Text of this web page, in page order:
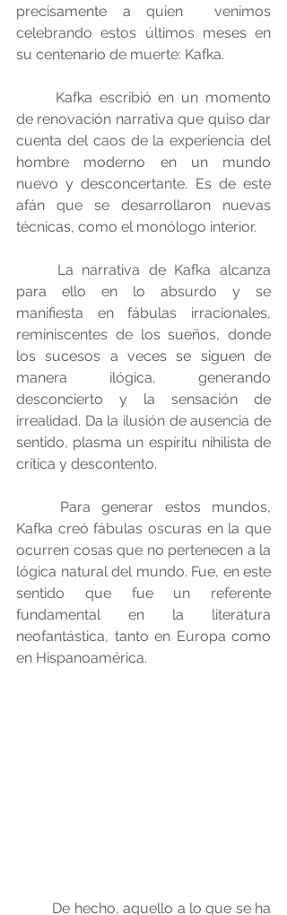
precisamente a quien  venimos
celebrando estos últimos meses en
su centenario de muerte: Kafka.
de renovación narrativa que quiso dar
cuenta del caos de la experiencia del
hombre moderno en un mundo
nuevo y desconcertante. Es de este
afán que se desarrollaron nuevas
técnicas, como el monólogo interior.
para ello en lo absurdo y se
manifiesta en fábulas irracionales,
reminiscentes de los sueños, donde
los sucesos a veces se siguen de
manera ilógica, generando
desconcierto y la sensación de
irrealidad. Da la ilusión de ausencia de
sentido, plasma un espíritu nihilista de
crítica y descontento.
Kafka creó fábulas oscuras en la que
ocurren cosas que no pertenecen a la
lógica natural del mundo. Fue, en este
sentido que fue un referente
fundamental en la literatura
neofantástica, tanto en Europa como
en Hispanoamérica.